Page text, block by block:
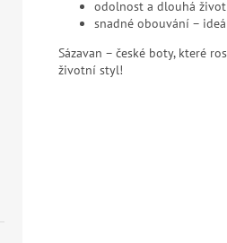
odolnost a dlouhá
snadné obouvání –
Sázavan – české boty, které
životní styl!